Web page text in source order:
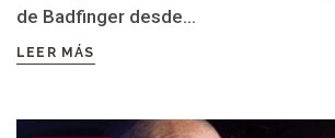
de Badfinger desde...
LEER MÁS